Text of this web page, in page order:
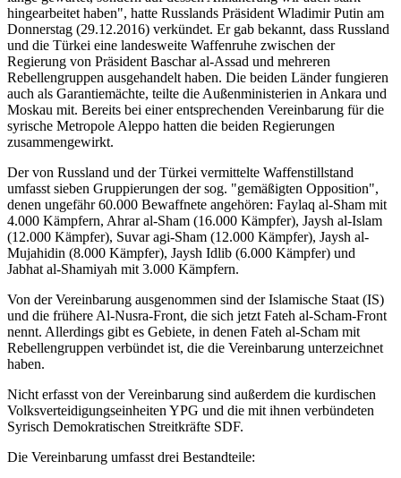
hingearbeitet haben", hatte Russlands Präsident Wladimir Putin am
Donnerstag (29.12.2016) verkündet. Er gab bekannt, dass Russland
und die Türkei eine landesweite Waffenruhe zwischen der
Regierung von Präsident Baschar al-Assad und mehreren
Rebellengruppen ausgehandelt haben. Die beiden Länder fungieren
auch als Garantiemächte, teilte die Außenministerien in Ankara und
Moskau mit. Bereits bei einer entsprechenden Vereinbarung für die
syrische Metropole Aleppo hatten die beiden Regierungen
zusammengewirkt.
Der von Russland und der Türkei vermittelte Waffenstillstand
umfasst sieben Gruppierungen der sog. "gemäßigten Opposition",
denen ungefähr 60.000 Bewaffnete angehören: Faylaq al-Sham mit
4.000 Kämpfern, Ahrar al-Sham (16.000 Kämpfer), Jaysh al-Islam
(12.000 Kämpfer), Suvar agi-Sham (12.000 Kämpfer), Jaysh al-
Mujahidin (8.000 Kämpfer), Jaysh Idlib (6.000 Kämpfer) und
Jabhat al-Shamiyah mit 3.000 Kämpfern.
Von der Vereinbarung ausgenommen sind der Islamische Staat (IS)
und die frühere Al-Nusra-Front, die sich jetzt Fateh al-Scham-Front
nennt. Allerdings gibt es Gebiete, in denen Fateh al-Scham mit
Rebellengruppen verbündet ist, die die Vereinbarung unterzeichnet
haben.
Nicht erfasst von der Vereinbarung sind außerdem die kurdischen
Volksverteidigungseinheiten YPG und die mit ihnen verbündeten
Syrisch Demokratischen Streitkräfte SDF.
Die Vereinbarung umfasst drei Bestandteile: